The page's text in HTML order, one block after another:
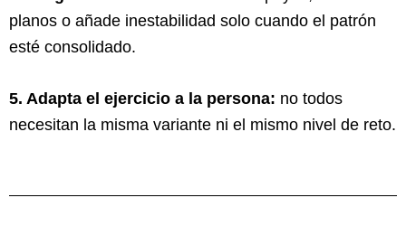
planos o añade inestabilidad solo cuando el patrón
esté consolidado.
5. Adapta el ejercicio a la persona: no todos
necesitan la misma variante ni el mismo nivel de reto.